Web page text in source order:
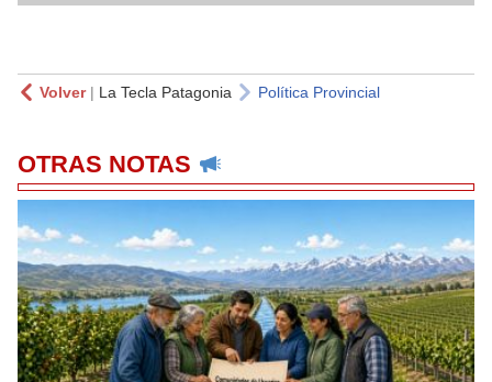
Volver| La Tecla Patagonia Política Provincial
OTRAS NOTAS